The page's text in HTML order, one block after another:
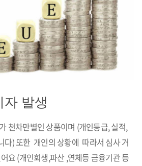
자 발생
천차만별인 상품이며 (개인등급, 실적,
다) 또한 개인의 상황에 따라서 심사 거
요 (개인회생,파산 ,연체등 금융기관 등